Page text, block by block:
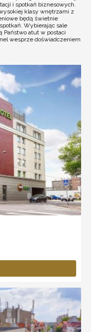
i spotkań biznesowych.
klasy wnętrzami z
będą świetnie
Wybierając sale
Państwo atut w postaci
wesprze doświadczeniem